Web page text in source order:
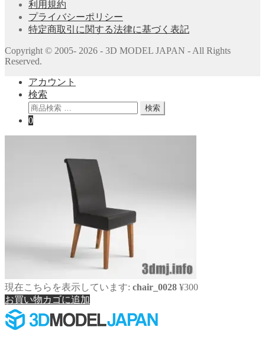
利用規約
プライバシーポリシー
特定商取引に関する法律に基づく表記
Copyright © 2005- 2026 - 3D MODEL JAPAN - All Rights
Reserved.
アカウント
検索
検
索
検索
0
現在こちらを表示しています: chair_0028 ¥300
お買い物カゴに追加